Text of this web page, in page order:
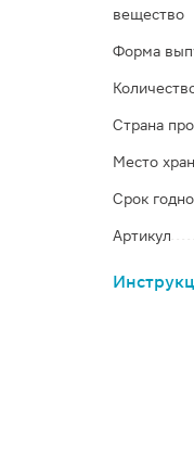
вещество
Форма
Страна
Место
Срок
Артикул